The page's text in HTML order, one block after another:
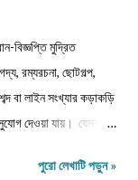
বিজ্ঞপ্তি মুদ্রিত
রম্যরচনা, ছোটগল্প,
বা লাইন সংখ্যার কড়াকড়ি
দেওয়া যায়। যেমন,
'অবশ্যমান্য' নয়। সম্পূর্ণ
পুরো লেখাটি পড়ুন »